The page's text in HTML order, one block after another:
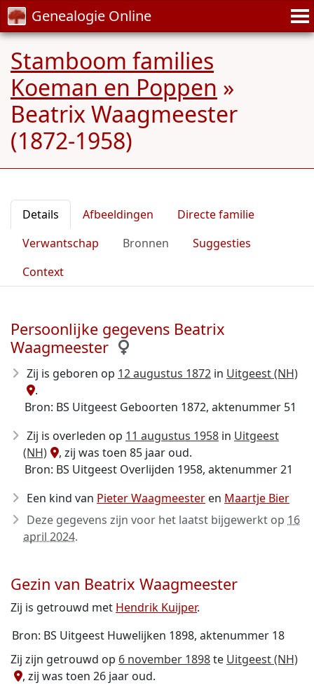
Genealogie Online
Stamboom families
Koeman en Poppen »
Beatrix Waagmeester
(1872-1958)
Details Afbeeldingen
Directe familie
Verwantschap
Bronnen
Suggesties
Context
Persoonlijke gegevens Beatrix
Waagmeester
Zij is geboren op 12 augustus 1872 in Uitgeest (NH)
.
Bron: BS Uitgeest Geboorten 1872, aktenummer 51
Zij is overleden op 11 augustus 1958 in Uitgeest
(NH)
, zij was toen 85 jaar oud.
Bron: BS Uitgeest Overlijden 1958, aktenummer 21
Een kind van Pieter Waagmeester en Maartje Bier
Deze gegevens zijn voor het laatst bijgewerkt op 16
april 2024.
Gezin van Beatrix Waagmeester
Zij is getrouwd met Hendrik Kuijper.
Bron: BS Uitgeest Huwelijken 1898, aktenummer 18
Zij zijn getrouwd op 6 november 1898te Uitgeest (NH)
, zij was toen 26 jaar oud.